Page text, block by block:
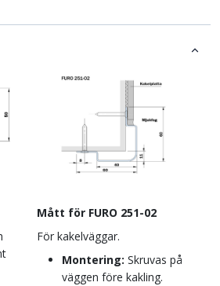
Mått för FURO 251-02
För kakelväggar.
Montering: Skruvas på
väggen före kakling.